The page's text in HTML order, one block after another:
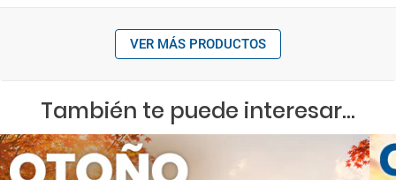
VER MÁS PRODUCTOS
También te puede interesar...